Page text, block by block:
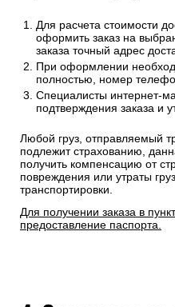
Для расчета стоимости
оформить заказ на
заказа точный адрес
При оформлении
полностью, номер
Специалисты интернет-
подтверждения заказа и
Любой груз, отправляемый
подлежит страхованию,
получить компенсацию от
повреждения или утраты
транспортировки.
Для получении заказа в
предоставление паспорта.